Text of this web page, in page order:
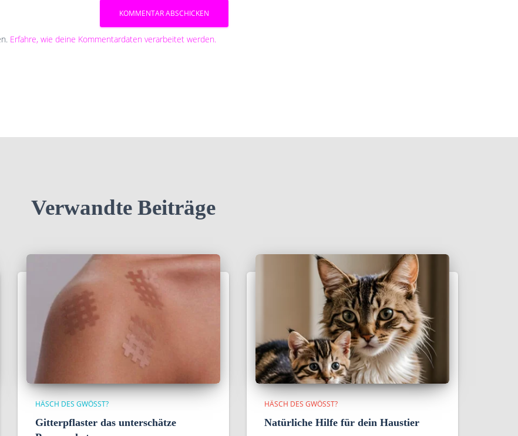
Erfahre, wie deine Kommentardaten verarbeitet werden.
Verwandte Beiträge
HÄSCH DES GWÖSST?
Gitterpflaster das unterschätze
HÄSCH DES GWÖSST?
Natürliche Hilfe für dein Haustier